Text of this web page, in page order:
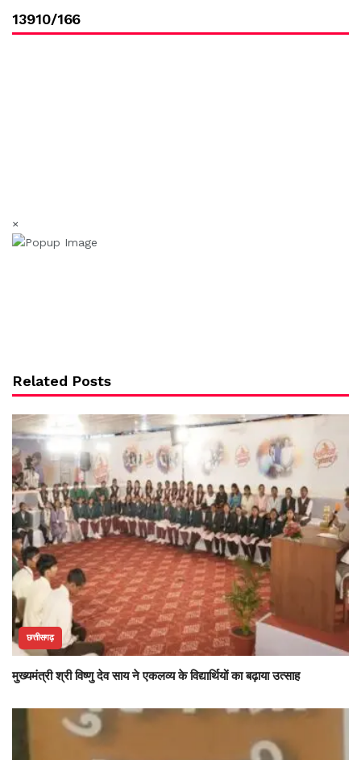
13910/166
×
Related Posts
छत्तीसगढ़
मुख्यमंत्री श्री विष्णु देव साय ने एकलव्य के विद्यार्थियों का बढ़ाया उत्साह